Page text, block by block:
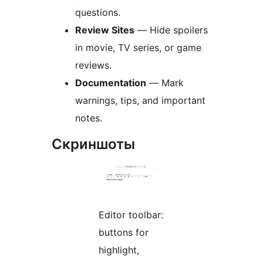
questions.
Review Sites — Hide spoilers
in movie, TV series, or game
reviews.
Documentation — Mark
warnings, tips, and important
notes.
Скриншоты
Editor toolbar:
buttons for
highlight,